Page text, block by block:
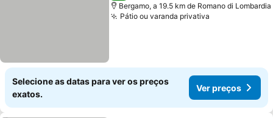
Bergamo, a 19.5 km de Romano di Lombardia
Pátio ou varanda privativa
Selecione as datas para ver os preços
exatos.
Ver preços